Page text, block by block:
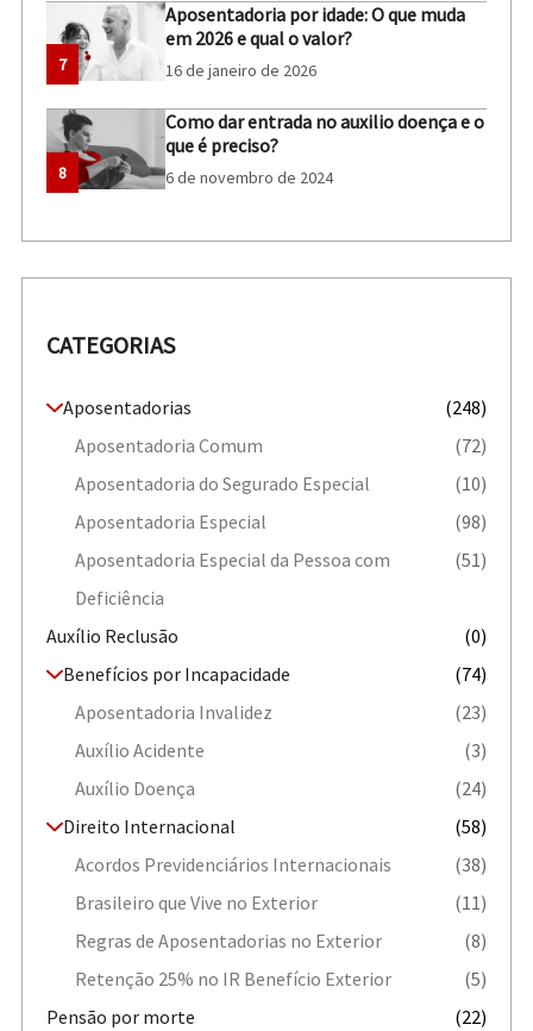
7
Aposentadoria por idade: O que muda
em 2026 e qual o valor?
16 de janeiro de 2026
8
Como dar entrada no auxilio doença e o
que é preciso?
6 de novembro de 2024
CATEGORIAS
Aposentadorias
(248)
Aposentadoria Comum
(72)
Aposentadoria do Segurado Especial
(10)
Aposentadoria Especial
(98)
Aposentadoria Especial da Pessoa com
Deficiência
(51)
Auxílio Reclusão
(0)
Benefícios por Incapacidade
(74)
Aposentadoria Invalidez
(23)
Auxílio Acidente
(3)
Auxílio Doença
(24)
Direito Internacional
(58)
Acordos Previdenciários Internacionais
(38)
Brasileiro que Vive no Exterior
(11)
Regras de Aposentadorias no Exterior
(8)
Retenção 25% no IR Benefício Exterior
(5)
Pensão por morte
(22)